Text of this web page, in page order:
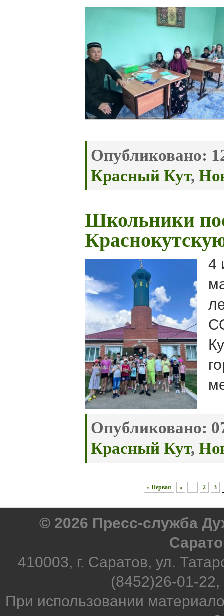
Опубликовано:
Красный Кут,
Школьники
4
Опубликовано:
Красный Кут,
« Первая « ... 2 3
© 2026 Пресс-служба
410003, г. Саратов, ул.
(8452)26-01-
При использовании